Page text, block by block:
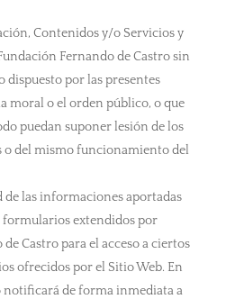
Contenidos y/o Servicios y
Fernando de Castro sin
dispuesto por las presentes
moral o el orden público, o que
puedan suponer lesión de los
o del mismo funcionamiento del
de las informaciones aportadas
formularios extendidos por
Castro para el acceso a ciertos
ofrecidos por el Sitio Web. En
notificará de forma inmediata a